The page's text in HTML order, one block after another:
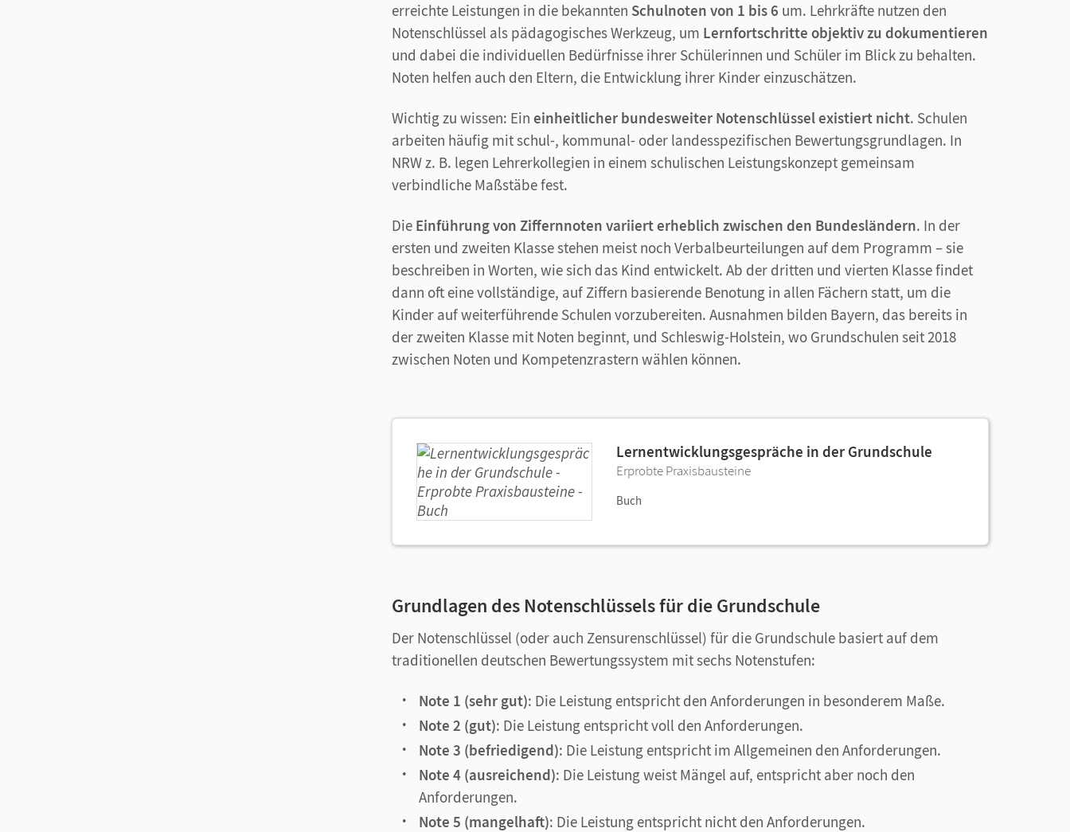
erreichte Leistungen in die bekannten Schulnoten von 1 bis 6 um. Lehrkräfte nutzen den
Notenschlüssel als pädagogisches Werkzeug, um Lernfortschritte objektiv zu dokumentieren
und dabei die individuellen Bedürfnisse ihrer Schülerinnen und Schüler im Blick zu behalten.
Noten helfen auch den Eltern, die Entwicklung ihrer Kinder einzuschätzen.
Wichtig zu wissen: Ein einheitlicher bundesweiter Notenschlüssel existiert nicht. Schulen
arbeiten häufig mit schul-, kommunal- oder landesspezifischen Bewertungsgrundlagen. In
NRW z. B. legen Lehrerkollegien in einem schulischen Leistungskonzept gemeinsam
verbindliche Maßstäbe fest.
Die Einführung von Ziffernnoten variiert erheblich zwischen den Bundesländern. In der
ersten und zweiten Klasse stehen meist noch Verbalbeurteilungen auf dem Programm – sie
beschreiben in Worten, wie sich das Kind entwickelt. Ab der dritten und vierten Klasse findet
dann oft eine vollständige, auf Ziffern basierende Benotung in allen Fächern statt, um die
Kinder auf weiterführende Schulen vorzubereiten. Ausnahmen bilden Bayern, das bereits in
der zweiten Klasse mit Noten beginnt, und Schleswig-Holstein, wo Grundschulen seit 2018
zwischen Noten und Kompetenzrastern wählen können.
Lernentwicklungsgespräche in der Grundschule
Erprobte Praxisbausteine
Buch
Grundlagen des Notenschlüssels für die Grundschule
Der Notenschlüssel (oder auch Zensurenschlüssel) für die Grundschule basiert auf dem
traditionellen deutschen Bewertungssystem mit sechs Notenstufen:
Note 1 (sehr gut): Die Leistung entspricht den Anforderungen in besonderem Maße.
Note 2 (gut): Die Leistung entspricht voll den Anforderungen.
Note 3 (befriedigend): Die Leistung entspricht im Allgemeinen den Anforderungen.
Note 4 (ausreichend): Die Leistung weist Mängel auf, entspricht aber noch den
Anforderungen.
Note 5 (mangelhaft): Die Leistung entspricht nicht den Anforderungen.